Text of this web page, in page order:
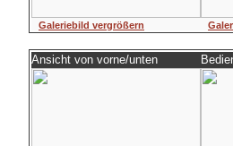
Galeriebild vergrößern
Ansicht von vorne/unten